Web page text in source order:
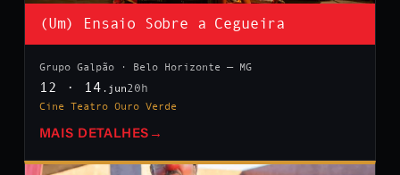
(Um) Ensaio Sobre a Cegueira
Grupo Galpão · Belo Horizonte — MG
12 · 14 .jun20h
Cine Teatro Ouro Verde
MAIS DETALHES →